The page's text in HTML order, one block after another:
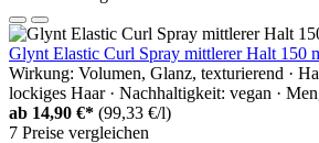
Glynt Elastic Curl Spray mittlerer Halt 150
Wirkung: Volumen, Glanz, texturierend ·
lockiges Haar · Nachhaltigkeit: vegan ·
ab 14,90 €* (99,33 €/l)
7 Preise vergleichen